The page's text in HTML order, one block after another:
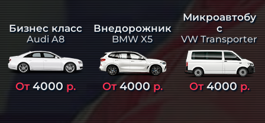
Бизнес класс
Audi A8
От4000 р.
Внедорожник
BMW X5
От4000р.
Микроавтобу
с
VW Transporter
От4000р.